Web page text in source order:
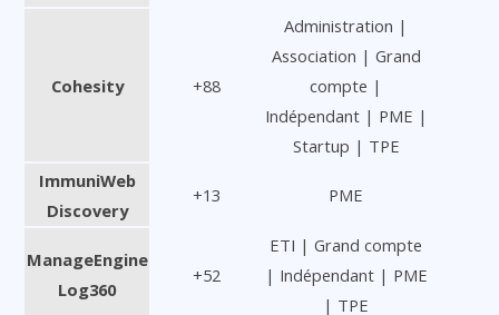
Cohesity +88
Administration |
Association | Grand
compte |
Indépendant | PME |
Startup | TPE
ImmuniWeb
Discovery
+13 PME
ManageEngine
Log360
+52
ETI | Grand compte
| Indépendant | PME
| TPE